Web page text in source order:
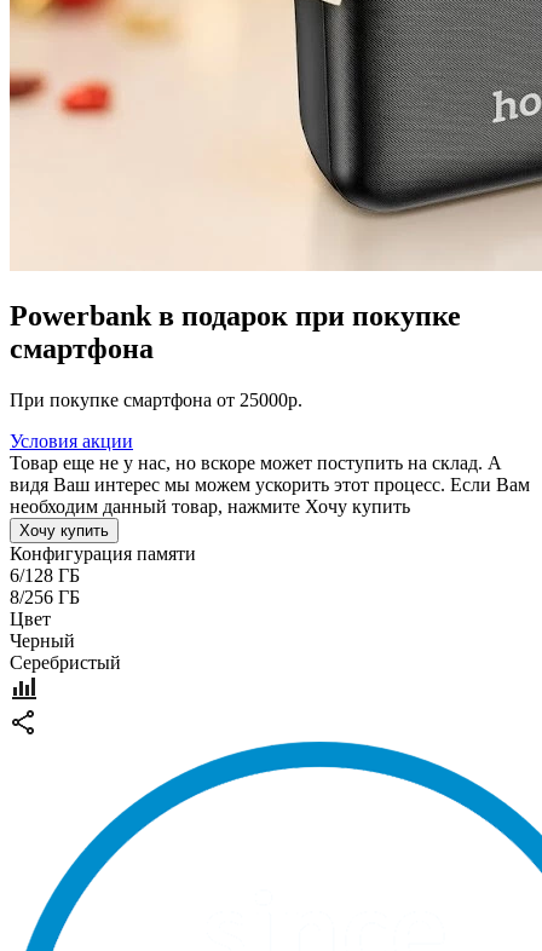
Powerbank в подарок при покупке
смартфона
При покупке смартфона от 25000р.
Условия акции
Товар еще не у нас, но вскоре может поступить на склад. А
видя Ваш интерес мы можем ускорить этот процесс. Если Вам
необходим данный товар, нажмите Хочу купить
Хочу купить
Конфигурация памяти
6/128 ГБ
8/256 ГБ
Цвет
Черный
Серебристый